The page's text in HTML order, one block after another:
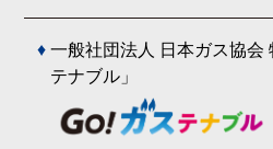
♦一般社団法人 日本ガス協会
テナブル」